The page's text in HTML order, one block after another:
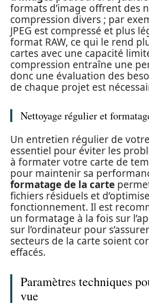
formats d’image offrent des
compression divers ; par
JPEG est compressé et plus
format RAW, ce qui le rend
cartes avec une capacité
compression entraîne une
donc une évaluation des
de chaque projet est
Nettoyage régulier et
Un entretien régulier de
essentiel pour éviter les
à formater votre carte de
pour maintenir sa
formatage de la carte
fichiers résiduels et
fonctionnement. Il est
un formatage à la fois sur
sur l’ordinateur pour
secteurs de la carte soient
effacés.
Paramètres techniques
vue